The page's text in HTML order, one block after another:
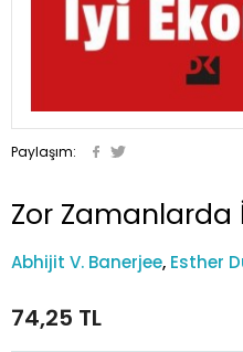
Paylaşım:
Zor Zamanlarda
Abhijit V. Banerjee, Esther
74,25 TL